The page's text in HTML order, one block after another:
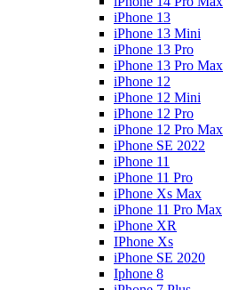
iPhone 13
iPhone 13 Mini
iPhone 13 Pro
iPhone 13 Pro Max
iPhone 12
iPhone 12 Mini
iPhone 12 Pro
iPhone 12 Pro Max
iPhone SE 2022
iPhone 11
iPhone 11 Pro
iPhone Xs Max
iPhone 11 Pro Max
iPhone XR
IPhone Xs
iPhone SE 2020
Iphone 8